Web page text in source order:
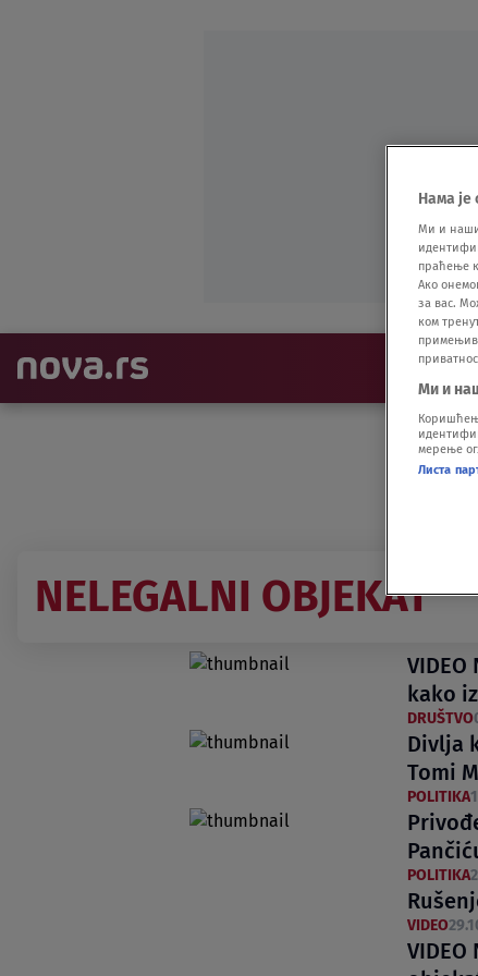
NELEGALNI OBJEKAT
kako
DRUŠTVO
Divlja
Tomi
POLITIKA
POLITIKA
VIDEO
Нама је
Ми и
праћење
Ако
за вас.
ком
Ми и
мерење
Листа